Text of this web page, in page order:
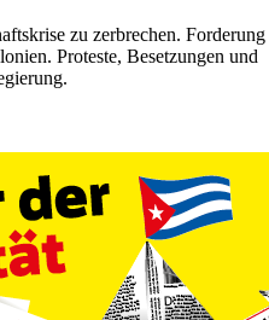
zu zerbrechen. Forderung
Proteste, Besetzungen und